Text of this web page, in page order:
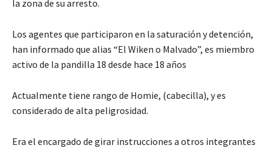
la zona de su arresto.
Los agentes que participaron en la saturación y detención,
han informado que alias “El Wiken o Malvado”, es miembro
activo de la pandilla 18 desde hace 18 años
Actualmente tiene rango de Homie, (cabecilla), y es
considerado de alta peligrosidad.
Era el encargado de girar instrucciones a otros integrantes